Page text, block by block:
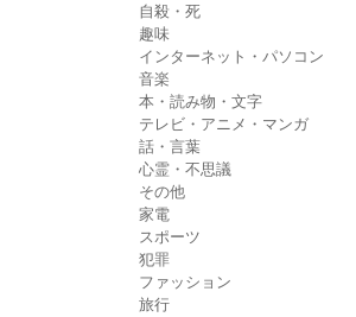
自殺・死
趣味
インターネット・パソコン
音楽
本・読み物・文字
テレビ・アニメ・マンガ
話・言葉
心霊・不思議
その他
家電
スポーツ
犯罪
ファッション
旅行